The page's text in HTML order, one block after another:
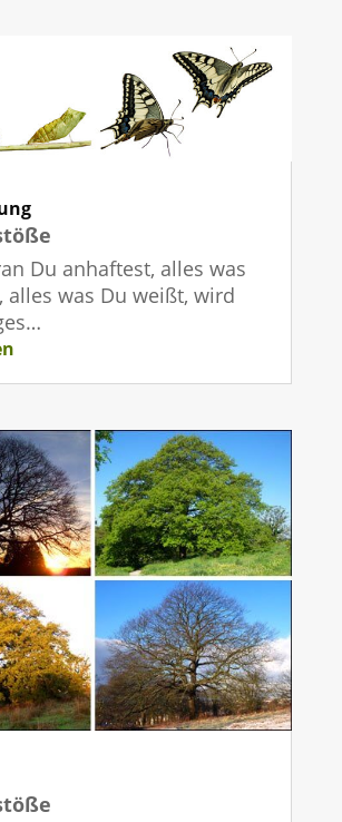
Du anhaftest, alles was
alles was Du weißt, wird